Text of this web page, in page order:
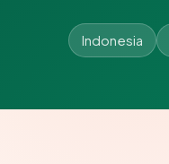
Indonesia